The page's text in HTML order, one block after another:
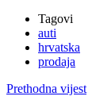
Tagovi
auti
hrvatska
prodaja
Prethodna vijest